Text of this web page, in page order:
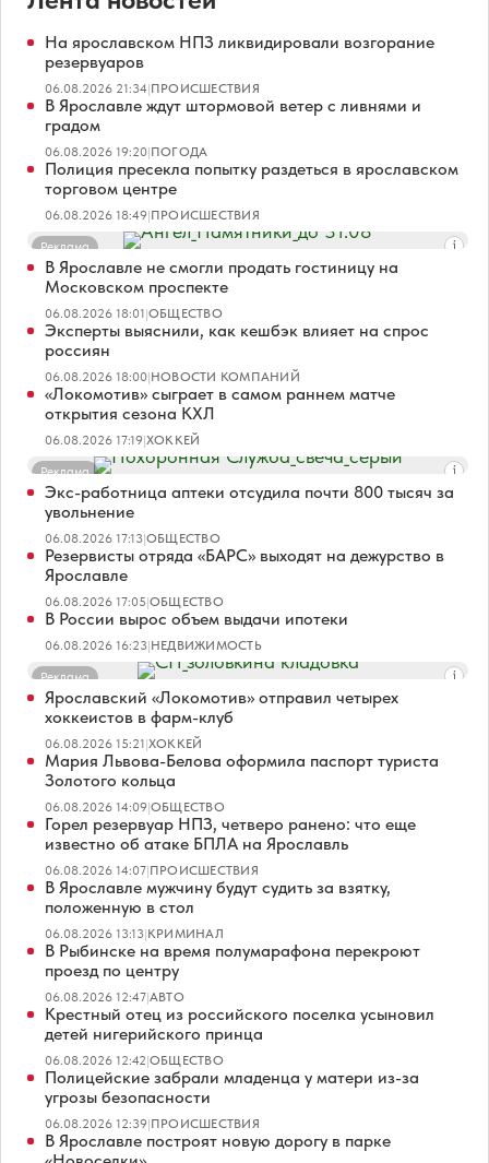
На ярославском НПЗ ликвидировали возгорание
резервуаров
06.08.2026 21:34|ПРОИСШЕСТВИЯ
В Ярославле ждут штормовой ветер с ливнями и
градом
06.08.2026 19:20|ПОГОДА
Полиция пресекла попытку раздеться в ярославском
торговом центре
06.08.2026 18:49|ПРОИСШЕСТВИЯ
Реклама
В Ярославле не смогли продать гостиницу на
Московском проспекте
06.08.2026 18:01|ОБЩЕСТВО
Эксперты выяснили, как кешбэк влияет на спрос
россиян
06.08.2026 18:00|НОВОСТИ КОМПАНИЙ
«Локомотив» сыграет в самом раннем матче
открытия сезона КХЛ
06.08.2026 17:19|ХОККЕЙ
Реклама
Экс-работница аптеки отсудила почти 800 тысяч за
увольнение
06.08.2026 17:13|ОБЩЕСТВО
Резервисты отряда «БАРС» выходят на дежурство в
Ярославле
06.08.2026 17:05|ОБЩЕСТВО
В России вырос объем выдачи ипотеки
06.08.2026 16:23|НЕДВИЖИМОСТЬ
Реклама
Ярославский «Локомотив» отправил четырех
хоккеистов в фарм-клуб
06.08.2026 15:21|ХОККЕЙ
Мария Львова-Белова оформила паспорт туриста
Золотого кольца
06.08.2026 14:09|ОБЩЕСТВО
Горел резервуар НПЗ, четверо ранено: что еще
известно об атаке БПЛА на Ярославль
06.08.2026 14:07|ПРОИСШЕСТВИЯ
В Ярославле мужчину будут судить за взятку,
положенную в стол
06.08.2026 13:13|КРИМИНАЛ
В Рыбинске на время полумарафона перекроют
проезд по центру
06.08.2026 12:47|АВТО
Крестный отец из российского поселка усыновил
детей нигерийского принца
06.08.2026 12:42|ОБЩЕСТВО
Полицейские забрали младенца у матери из-за
угрозы безопасности
06.08.2026 12:39|ПРОИСШЕСТВИЯ
В Ярославле построят новую дорогу в парке